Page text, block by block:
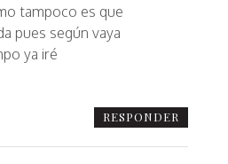
tampoco es que
pues según vaya
ya iré
RESPONDER